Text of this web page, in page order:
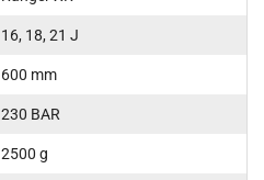
16, 18, 21 J
600 mm
230 BAR
2500 g